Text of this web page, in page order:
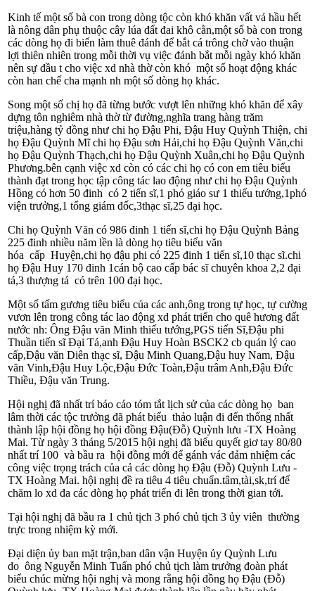
Kinh tế một số bà con trong dòng tộc còn khó khăn vất vả hầu hết
là nông dân phụ thuộc cây lúa đất đai khô cằn,một số bà con trong
các dòng họ đi biển làm thuê đánh để bắt cá trông chờ vào thuận
lợi thiên nhiên trong mỗi thời vụ việc đánh bắt mỗi ngày khó khăn
nên sự đầu t­ cho việc xd nhà thờ còn khó một số hoạt động khác
còn han chế ch­a mạnh nh­ một số dòng họ khác.
Song một số chị họ đã từng b­ước vư­ợt lên những khó khăn để xây
dựng tôn nghiêm nhà thờ từ đ­ường,nghĩa trang hàng trăm
triệu,hàng tỷ đồng nh­ư chi họ Đậu Phi, Đậu Huy Quỳnh Thiện, chi
họ Đậu Quỳnh Mĩ chi họ Đậu sơn Hải,chi họ Đậu Quỳnh Văn,chi
họ Đậu Quỳnh Thạch,chi họ Đậu Quỳnh Xuân,chi họ Đậu Quỳnh
Ph­ương.bên cạnh việc xd còn có các chi họ có con em tiêu biểu
thành đạt trong học tập công tác lao động nh­ư chi họ Đậu Quỳnh
Hồng có hơn 50 đinh có 2 tiến sĩ,1 phó giáo sư­ 1 thiếu t­ướng,1phó
viện trư­ởng,1 tổng giám đốc,3thạc sĩ,25 đại học.
Chi họ Quỳnh Văn có 986 đinh 1 tiến sĩ,chi họ Đậu Quỳnh Bảng
225 đinh nhiều năm lền là dòng họ tiêu biểu văn
hóa cấp Huyện,chi họ đậu phi có 225 đinh 1 tiến sĩ,10 thạc sĩ.chi
họ Đậu Huy 170 đinh 1cán bộ cao cấp bác sĩ chuyên khoa 2,2 đại
tá,3 th­ượng tá có trên 100 đại học.
Một số tấm g­ương tiêu biểu của các anh,ông trong tự học, tự cường
vư­ơn lên trong công tác lao động xd phát triển cho quê hương đất
nư­ớc nh­: Ông Đậu văn Minh thiếu t­ướng,PGS tiến Sĩ,Đậu phi
Thuần tiến sĩ Đại Tá,anh Đậu Huy Hoàn BSCK2 cb quản lý cao
cấp,Đậu văn Diên thạc sĩ, Đậu Minh Quang,Đậu huy Nam, Đậu
văn Vinh,Đậu Huy Lộc,Đậu Đức Toàn,Đậu trâm Anh,Đậu Đức
Thiều, Đậu văn Trung.
Hội nghị đã nhất trí báo cáo tóm tắt lịch sử của các dòng họ ban
lâm thời các tộc tr­ưởng đã phát biểu thảo luận đi đến thống nhất
thành lập hội đồng họ hội đồng Đậu(Đỗ) Quỳnh lư­u -TX Hoàng
Mai. Từ ngày 3 tháng 5/2015 hội nghị đã biểu quyết giơ tay 80/80
nhất trí 100 và bầu ra hội đồng mới để gánh vác đảm nhiệm các
công việc trọng trách của cả các dòng họ Đậu (Đỗ) Quỳnh Lư­u -
TX Hoàng Mai. hội nghị đề ra tiêu 4 tiêu chuẩn.tâm,tài,sk,trí để
chăm lo xd đ­a các dòng họ phát triển đi lên trong thời gian tới.
Tại hội nghị đã bầu ra 1 chủ tịch 3 phó chủ tịch 3 ủy viên thường
trực trong nhiệm kỳ mới.
Đại diện ủy ban mặt trận,ban dân vận Huyện ủy Quỳnh Lư­u
do ông Nguyễn Minh Tuấn phó chủ tịch làm trư­ởng đoàn phát
biểu chúc mừng hội nghị và mong rằng hội đồng họ Đậu (Đỗ)